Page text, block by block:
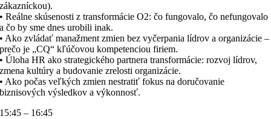
zákazníckou).
• Reálne skúsenosti z transformácie O2: čo fungovalo, čo nefungovalo
a čo by sme dnes urobili inak.
• Ako zvládať manažment zmien bez vyčerpania lídrov a organizácie –
prečo je „CQ“ kľúčovou kompetenciou firiem.
• Úloha HR ako strategického partnera transformácie: rozvoj lídrov,
zmena kultúry a budovanie zrelosti organizácie.
• Ako počas veľkých zmien nestratiť fokus na doručovanie
biznisových výsledkov a výkonnosť.
15:45 – 16:45